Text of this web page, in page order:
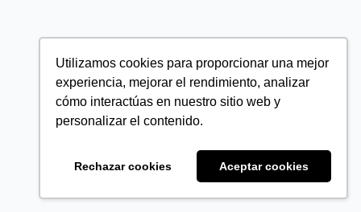
Utilizamos cookies para proporcionar una mejor
experiencia, mejorar el rendimiento, analizar
cómo interactúas en nuestro sitio web y
personalizar el contenido.
Rechazar cookies Aceptar cookies